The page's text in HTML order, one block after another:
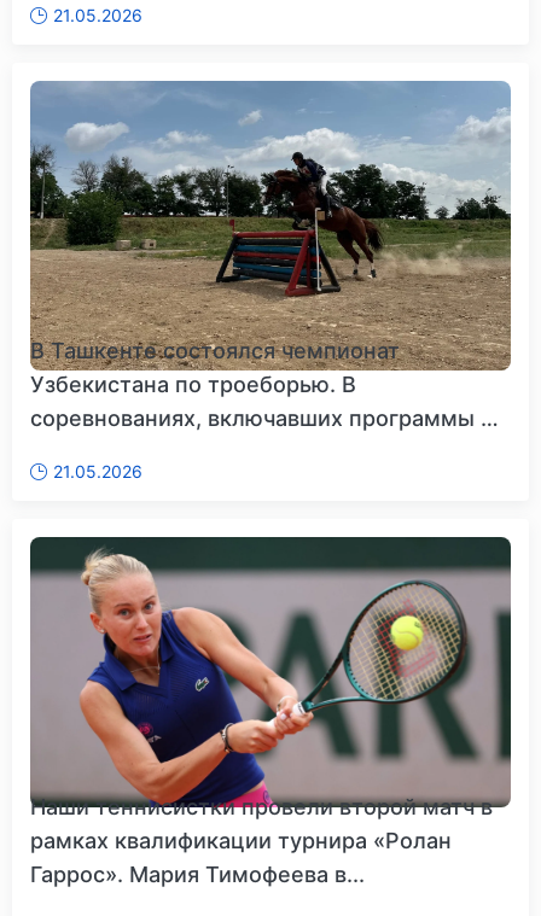
21.05.2026
В Ташкенте состоялся чемпионат
Узбекистана по троеборью. В
соревнованиях, включавших программы по
21.05.2026
Наши теннисистки провели второй матч в
рамках квалификации турнира «Ролан
Гаррос». Мария Тимофеева в...